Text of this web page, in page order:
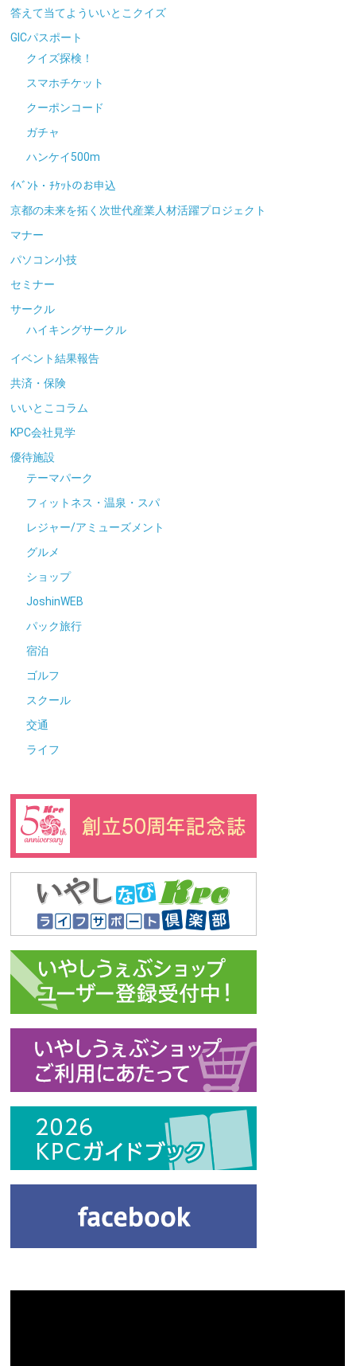
答えて当てよういいとこクイズ
GICパスポート
クイズ探検！
スマホチケット
クーポンコード
ガチャ
ハンケイ500m
ｲﾍﾞﾝﾄ・ﾁｹｯﾄのお申込
京都の未来を拓く次世代産業人材活躍プロジェクト
マナー
パソコン小技
セミナー
サークル
ハイキングサークル
イベント結果報告
共済・保険
いいとこコラム
KPC会社見学
優待施設
テーマパーク
フィットネス・温泉・スパ
レジャー/アミューズメント
グルメ
ショップ
JoshinWEB
パック旅行
宿泊
ゴルフ
スクール
交通
ライフ